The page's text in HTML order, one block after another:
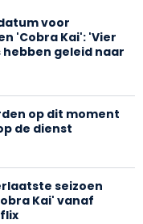
voor
'Cobra Kai': 'Vier
geleid naar
op dit moment
de dienst
seizoen
Kai' vanaf